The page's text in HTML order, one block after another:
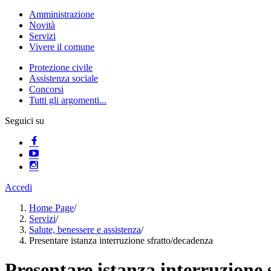
Amministrazione
Novità
Servizi
Vivere il comune
Protezione civile
Assistenza sociale
Concorsi
Tutti gli argomenti...
Seguici su
Accedi
Home Page/
Servizi/
Salute, benessere e assistenza/
Presentare istanza interruzione sfratto/decadenza